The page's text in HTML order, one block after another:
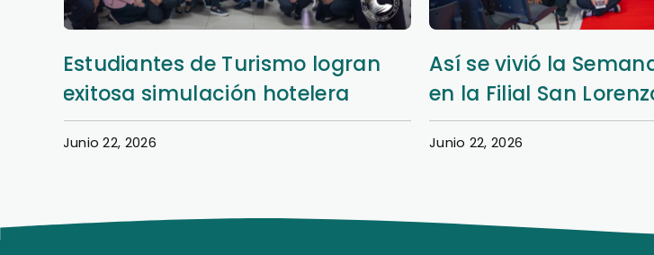
Estudiantes de Turismo logran
exitosa simulación hotelera
Junio 22, 2026
Así se vivió la
en la Filial San
Junio 22, 2026